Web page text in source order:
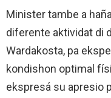
Minister tambe a
diferente aktividat di
Wardakosta, pa
kondishon optimal
ekspresá su apresio